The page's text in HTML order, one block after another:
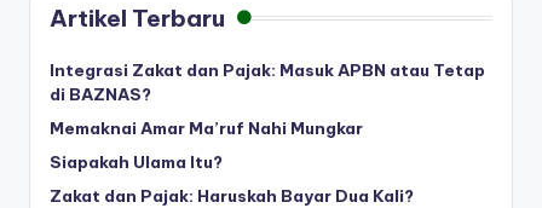
Artikel Terbaru
Integrasi Zakat dan Pajak: Masuk APBN atau Tetap
di BAZNAS?
Memaknai Amar Ma’ruf Nahi Mungkar
Siapakah Ulama Itu?
Zakat dan Pajak: Haruskah Bayar Dua Kali?